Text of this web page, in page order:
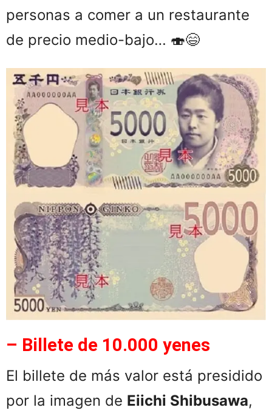
personas a comer a un restaurante
de precio medio-bajo… 🍣😄
– Billete de 10.000 yenes
El billete de más valor está presidido
por la imagen de Eiichi Shibusawa,